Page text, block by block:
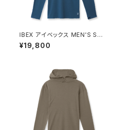
IBEX アイベックス MEN'S SP
RINGBOK SUN HOODIE / A
TLANTIC
¥19,800